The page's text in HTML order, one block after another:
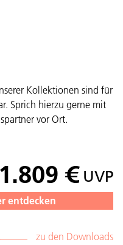
Kollektionen sind für
Sprich hierzu gerne mit
vor Ort.
1.809 €UVP
entdecken
zu den Downloads